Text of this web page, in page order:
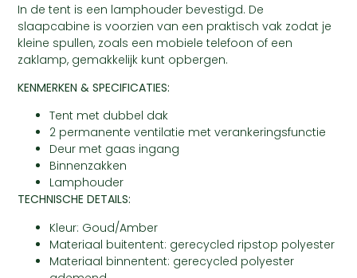
In de tent is een lamphouder bevestigd. De
slaapcabine is voorzien van een praktisch vak zodat je
kleine spullen, zoals een mobiele telefoon of een
zaklamp, gemakkelijk kunt opbergen.
KENMERKEN & SPECIFICATIES:
Tent met dubbel dak
2 permanente ventilatie met verankeringsfunctie
Deur met gaas ingang
Binnenzakken
Lamphouder
TECHNISCHE DETAILS:
Kleur: Goud/Amber
Materiaal buitentent: gerecycled ripstop polyester
Materiaal binnentent: gerecycled polyester